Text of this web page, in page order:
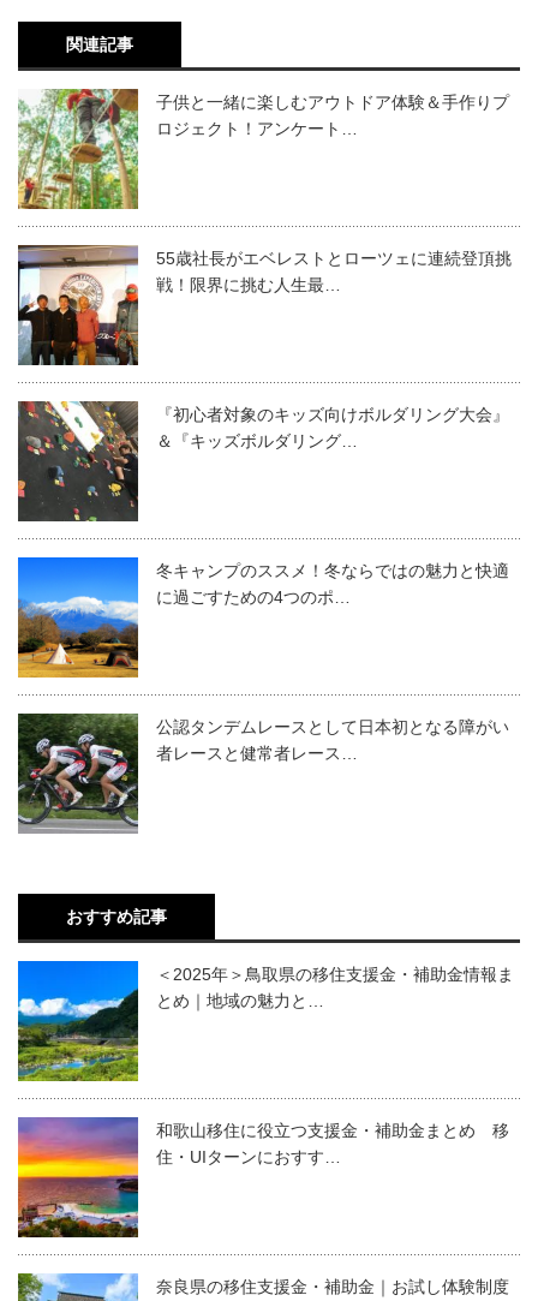
関連記事
子供と一緒に楽しむアウトドア体験＆手作りプ
ロジェクト！アンケート…
55歳社長がエベレストとローツェに連続登頂挑
戦！限界に挑む人生最…
『初心者対象のキッズ向けボルダリング大会』
＆『キッズボルダリング…
冬キャンプのススメ！冬ならではの魅力と快適
に過ごすための4つのポ…
公認タンデムレースとして日本初となる障がい
者レースと健常者レース…
おすすめ記事
＜2025年＞鳥取県の移住支援金・補助金情報ま
とめ｜地域の魅力と…
和歌山移住に役立つ支援金・補助金まとめ 移
住・UIターンにおすす…
奈良県の移住支援金・補助金｜お試し体験制度